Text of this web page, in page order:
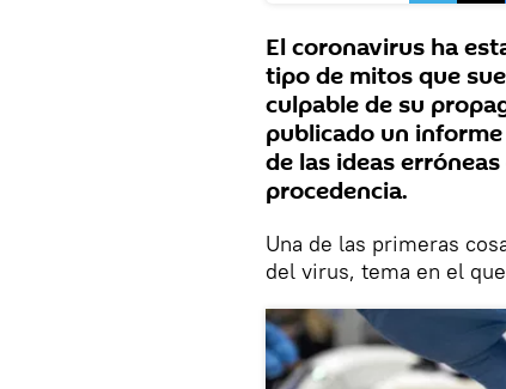
El coronavirus ha
tipo de mitos que
culpable de su
publicado un
de las ideas
procedencia.
Una de las primeras
del virus, tema en el